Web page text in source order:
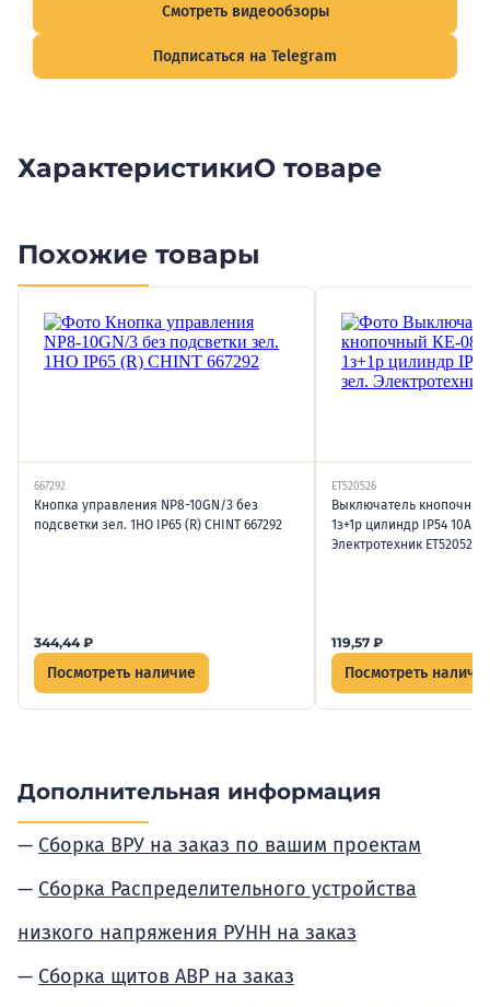
Смотреть видеообзоры
Подписаться на Telegram
ХарактеристикиО товаре
Похожие товары
667292
Кнопка управления NP8-10GN/3 без
подсветки зел. 1НО IP65 (R) CHINT 667292
344,44₽
Посмотреть наличие
ET520526
Выключатель кнопочный
1з+1р цилиндр IP54 10А
Электротехник ET520526
119,57 ₽
Посмотреть
Дополнительная информация
Сборка ВРУ на заказ по вашим проектам
Сборка Распределительного устройства
низкого напряжения РУНН на заказ
Сборка щитов АВР на заказ